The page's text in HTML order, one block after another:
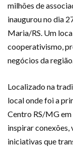
milhões de
inaugurou no dia
Maria/RS. Um
cooperativismo,
negócios da
Localizado na
local onde foi a
Centro RS/MG
inspirar
iniciativas que